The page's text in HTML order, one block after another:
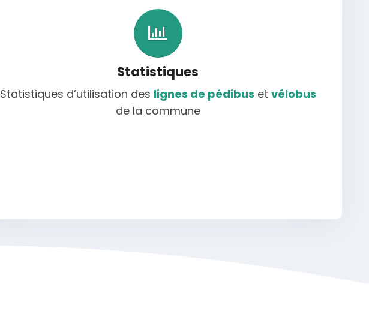
Statistiques
Statistiques d’utilisation des lignes de pédibus et vélobus
de la commune